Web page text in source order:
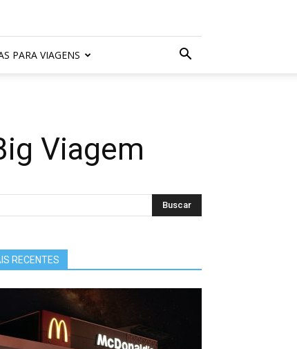
PARA VIAGENS
Viagem
RECENTES